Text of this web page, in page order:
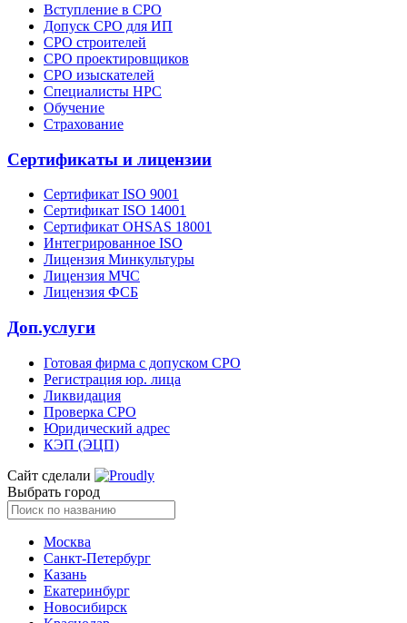
Вступление в СРО
Допуск СРО для ИП
СРО строителей
СРО проектировщиков
СРО изыскателей
Специалисты НРС
Обучение
Страхование
Сертификаты и лицензии
Сертификат ISO 9001
Сертификат ISO 14001
Сертификат OHSAS 18001
Интегрированное ISO
Лицензия Минкультуры
Лицензия МЧС
Лицензия ФСБ
Доп.услуги
Готовая фирма с допуском СРО
Регистрация юр. лица
Ликвидация
Проверка СРО
Юридический адрес
КЭП (ЭЦП)
Сайт сделали
Выбрать город
Москва
Санкт-Петербург
Казань
Екатеринбург
Новосибирск